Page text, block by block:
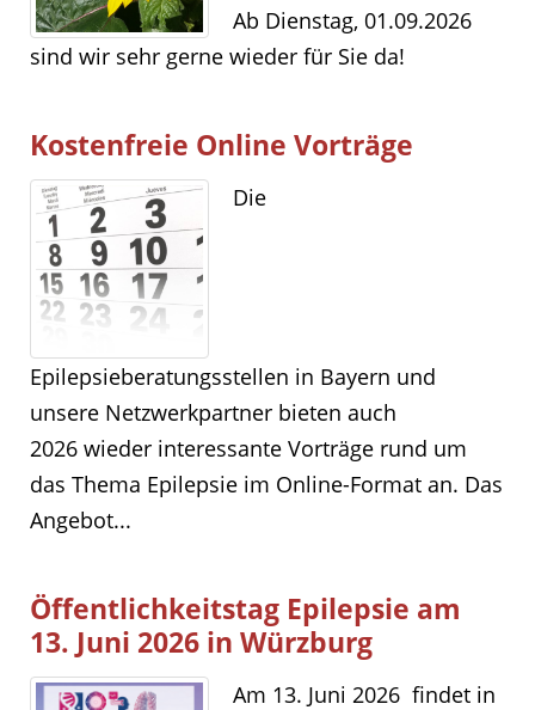
Ab Dienstag, 01.09.2026
sind wir sehr gerne wieder für Sie da!
Kostenfreie Online Vorträge
Die
Epilepsieberatungsstellen in Bayern und
unsere Netzwerkpartner bieten auch
2026 wieder interessante Vorträge rund um
das Thema Epilepsie im Online-Format an. Das
Angebot...
Öffentlichkeitstag Epilepsie am
13. Juni 2026 in Würzburg
Am 13. Juni 2026 findet in